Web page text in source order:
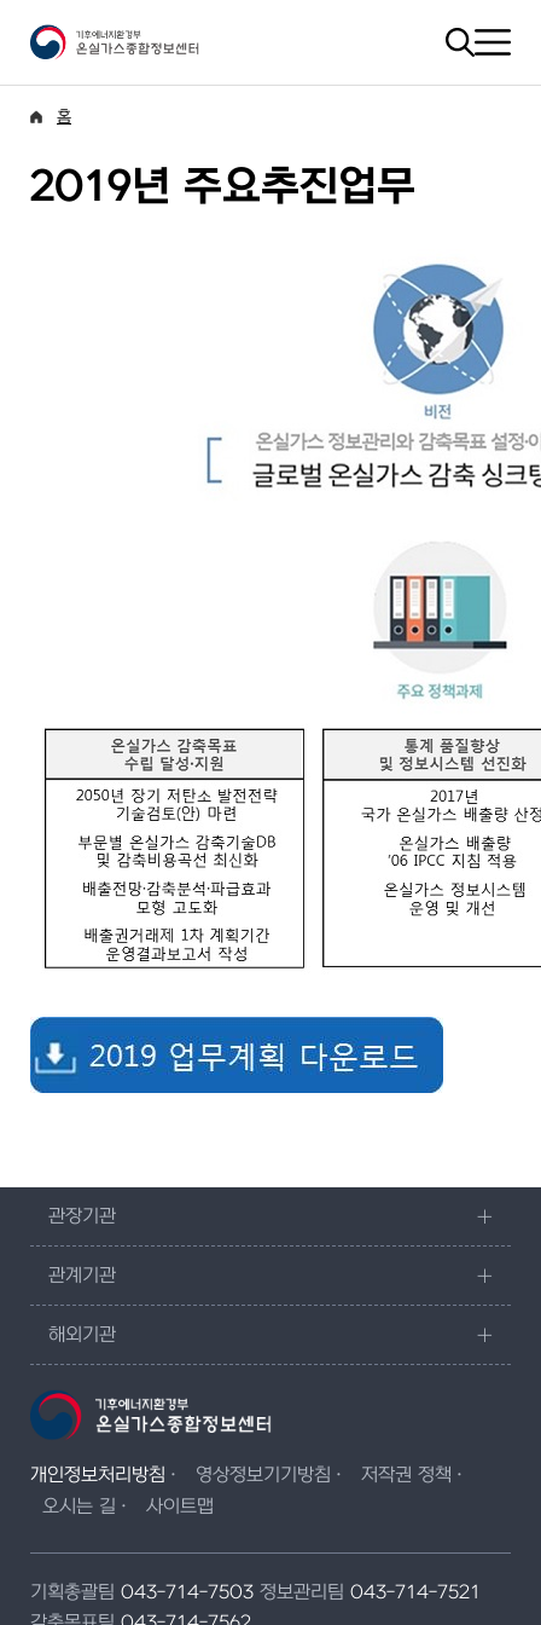
홈
2019년 주요추진업무
관장기관
관계기관
해외기관
개인정보처리방침 영상정보기기방침
저작권 정책
오시는 길
사이트맵
기획총괄팀 043-714-7503 정보관리팀 043-714-7521